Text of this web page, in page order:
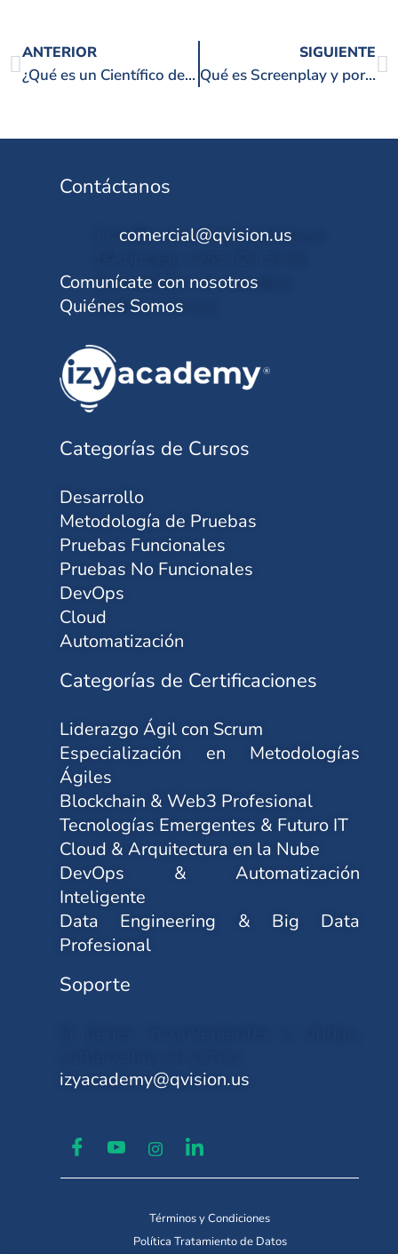
ANTERIOR
¿Qué es un Científico de Datos y Cómo Iniciar una Carrera Exitosa?
SIGUIENTE
Qué es Screenplay y por qué es la Herramienta Gratuita Clave para Automatizar Pruebas de Software
Contáctanos
comercial@qvision.us
Comunícate con nosotros
Quiénes Somos
Categorías de Cursos
Desarrollo
Metodología de Pruebas
Pruebas Funcionales
Pruebas No Funcionales
DevOps
Cloud
Automatización
Categorías de Certificaciones
Liderazgo Ágil con Scrum
Especialización en Metodologías
Ágiles
Blockchain & Web3 Profesional
Tecnologías Emergentes & Futuro IT
Cloud & Arquitectura en la Nube
DevOps & Automatización
Inteligente
Data Engineering & Big Data
Profesional
Soporte
izyacademy@qvision.us
Términos y Condiciones
Política Tratamiento de Datos